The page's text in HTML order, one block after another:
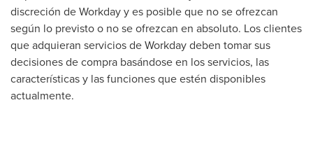
discreción de Workday y es posible que no se ofrezcan
según lo previsto o no se ofrezcan en absoluto. Los clientes
que adquieran servicios de Workday deben tomar sus
decisiones de compra basándose en los servicios, las
características y las funciones que estén disponibles
actualmente.